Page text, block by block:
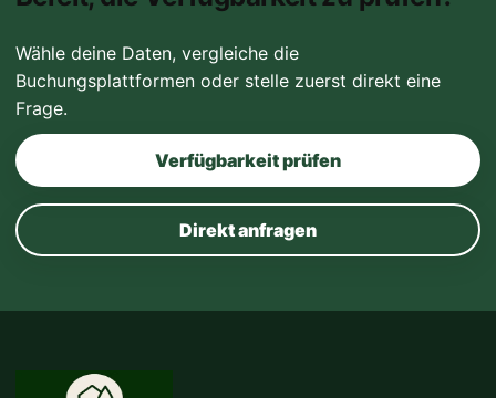
Wähle deine Daten, vergleiche die
Buchungsplattformen oder stelle zuerst direkt eine
Frage.
Verfügbarkeit prüfen
Direkt anfragen